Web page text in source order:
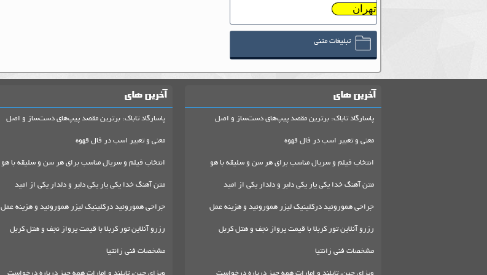
تهران
تبلیغات متنی
آخرین های
پاسارگاد تاباک: برترین مقصد پیپ‌های دست‌ساز و اصل
معنی و تعبیر اسب در فال قهوه
انتخاب فیلم و سریال مناسب برای هر سن و سلیقه با هو
متن آهنگ خدا یکی یار یکی دلبر و دلدار یکی از امید
جراحی هموروئید درکلینیک لیزر هموروئید و هزینه عمل
رزرو آنلاین تور کربلا با قیمت پرواز نجف و هتل کربل
مشخصات فنی زانتیا
آخرین های
پاسارگاد تاباک: برترین مقصد پیپ‌های دست‌ساز و اصل
معنی و تعبیر اسب در فال قهوه
انتخاب فیلم و سریال مناسب برای هر سن و سلیقه با هو
متن آهنگ خدا یکی یار یکی دلبر و دلدار یکی از امید
جراحی هموروئید درکلینیک لیزر هموروئید و هزینه عمل
رزرو آنلاین تور کربلا با قیمت پرواز نجف و هتل کربل
مشخصات فنی زانتیا